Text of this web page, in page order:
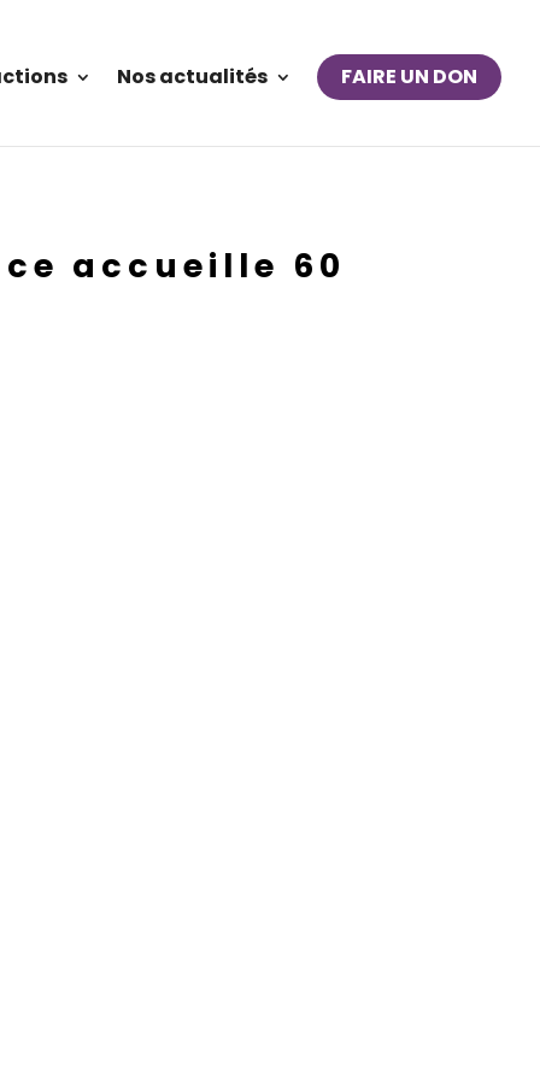
Nos actualités FAIRE UN DON
accueille 60